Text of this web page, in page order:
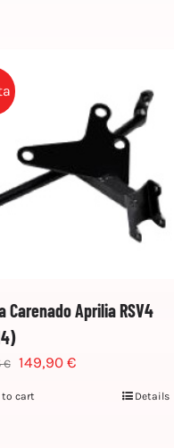
Carenado Aprilia RSV4
€ 149,90 €
to cart Details